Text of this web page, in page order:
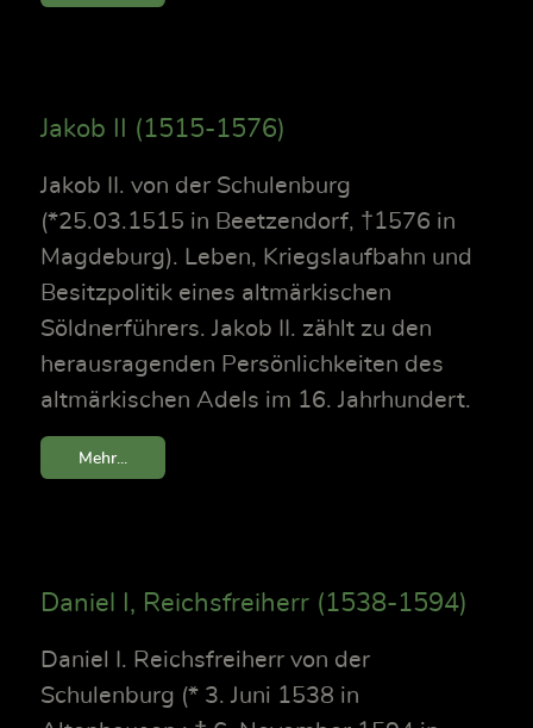
Jakob II (1515-1576)
Jakob II. von der Schulenburg
(*25.03.1515 in Beetzendorf, †1576 in
Magdeburg). Leben, Kriegslaufbahn und
Besitzpolitik eines altmärkischen
Söldnerführers. Jakob II. zählt zu den
herausragenden Persönlichkeiten des
altmärkischen Adels im 16. Jahrhundert.
Mehr...
Daniel I, Reichsfreiherr (1538-1594)
Daniel I. Reichsfreiherr von der
Schulenburg (* 3. Juni 1538 in